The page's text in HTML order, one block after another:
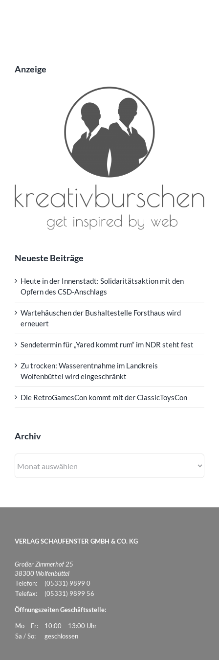
Anzeige
Neueste Beiträge
Heute in der Innenstadt: Solidaritätsaktion mit den
Opfern des CSD-Anschlags
Wartehäuschen der Bushaltestelle Forsthaus wird
erneuert
Sendetermin für „Yared kommt rum“ im NDR steht fest
Zu trocken: Wasserentnahme im Landkreis
Wolfenbüttel wird eingeschränkt
Die RetroGamesCon kommt mit der ClassicToysCon
Archiv
VERLAG SCHAUFENSTER GMBH & CO. KG
Großer Zimmerhof 25
38300 Wolfenbüttel
Telefon:
(05331) 9899 0
Telefax:
(05331) 9899 56
Öffnungszeiten Geschäftsstelle:
Mo – Fr:
10:00 – 13:00 Uhr
Sa / So:
geschlossen